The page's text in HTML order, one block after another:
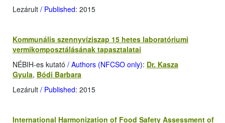
Lezárult / Published: 2015
Kommunális szennyvíziszap 15 hetes laboratóriumi
vermikomposztálásának tapasztalatai
NÉBIH-es kutató / Authors (NFCSO only): Dr. Kasza
Gyula, Bódi Barbara
Lezárult / Published: 2015
International Harmonization of Food Safety Assessment of